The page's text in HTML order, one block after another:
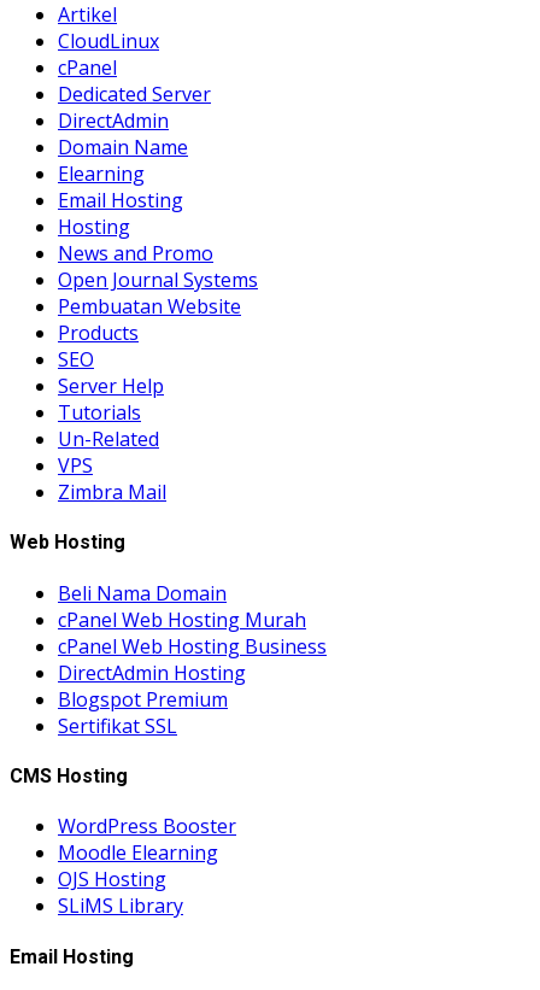
Artikel
CloudLinux
cPanel
Dedicated Server
DirectAdmin
Domain Name
Elearning
Email Hosting
Hosting
News and Promo
Open Journal Systems
Pembuatan Website
Products
SEO
Server Help
Tutorials
Un-Related
VPS
Zimbra Mail
Web Hosting
Beli Nama Domain
cPanel Web Hosting Murah
cPanel Web Hosting Business
DirectAdmin Hosting
Blogspot Premium
Sertifikat SSL
CMS Hosting
WordPress Booster
Moodle Elearning
OJS Hosting
SLiMS Library
Email Hosting